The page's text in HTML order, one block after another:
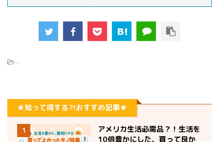
-
★知って得する?!おすすめ記事★
1
アメリカ生活必需品？！生活を
10倍豊かにした、買って良か